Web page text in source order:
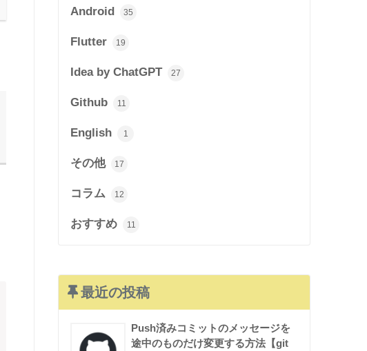
Android 35
Flutter 19
Idea by ChatGPT 27
Github 11
English 1
その他 17
コラム 12
おすすめ 11
最近の投稿
Push済みコミットのメッセージを
途中のものだけ変更する方法【git